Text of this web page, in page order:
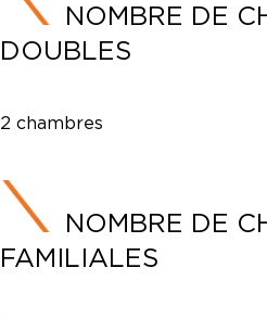
NOMBRE DE
DOUBLES
2 chambres
NOMBRE DE
FAMILIALES